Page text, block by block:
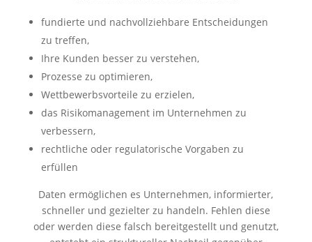
fundierte und nachvollziehbare Entscheidungen
zu treffen,
Ihre Kunden besser zu verstehen,
Prozesse zu optimieren,
Wettbewerbsvorteile zu erzielen,
das Risikomanagement im Unternehmen zu
verbessern,
rechtliche oder regulatorische Vorgaben zu
erfüllen
Daten ermöglichen es Unternehmen, informierter,
schneller und gezielter zu handeln. Fehlen diese
oder werden diese falsch bereitgestellt und genutzt,